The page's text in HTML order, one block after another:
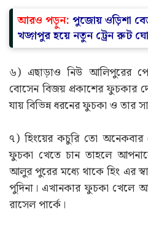
আরও পড়ুন: পুজোয় ওড়িশা
খড়্গপুর হয়ে নতুন ট্রেন রুট
৬) এছাড়াও নিউ আলিপুরের
বোসেন বিজয় প্রকাশের ফুচকার
যায় বিভিন্ন ধরনের ফুচকা ও তার
৭) হিংয়ের কচুরি তো অনেকবার
ফুচকা খেতে চান তাহলে
আলুর পুরের মধ্যে থাকে হিং এর
পুদিনা। এখানকার ফুচকা খেলে
রাসেল পার্কে।